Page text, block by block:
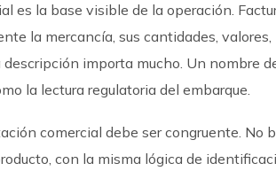
es la base visible de la operación.
la mercancía, sus cantidades,
importa mucho. Un nombre
la lectura regulatoria del embarque.
comercial debe ser congruente. No
con la misma lógica de